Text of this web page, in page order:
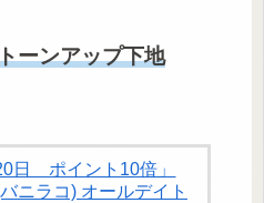
ーンアップ下地
日 ポイント10倍」
ニラコ) オールデイト